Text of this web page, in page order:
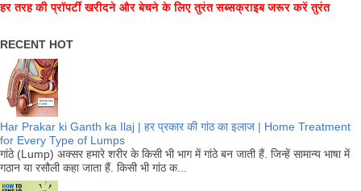
हर तरह की प्रॉपर्टी खरीदने और बेचने के लिए तुरंत सब्सक्राइब जरूर करें तुरंत
RECENT HOT
Har Prakar ki Ganth ka Ilaj | हर प्रकार की गांठ का इलाज | Home Treatment
for Every Type of Lumps
गांठे (Lump) अक्सर हमारे शरीर के किसी भी भाग में गांठे बन जाती हैं. जिन्हें सामान्य भाषा में
गठान या रसौली कहा जाता हैं. किसी भी गांठ क...